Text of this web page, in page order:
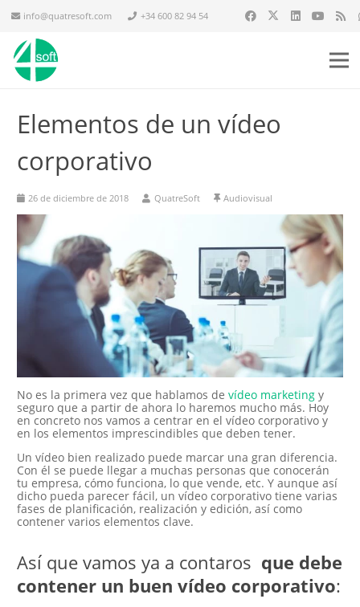
info@quatresoft.com +34 600 82 94 54
Elementos de un vídeo
corporativo
26 de diciembre de 2018 QuatreSoft Audiovisual
No es la primera vez que hablamos de vídeo marketing y
seguro que a partir de ahora lo haremos mucho más. Hoy
en concreto nos vamos a centrar en el vídeo corporativo y
en los elementos imprescindibles que deben tener.
Un vídeo bien realizado puede marcar una gran diferencia.
Con él se puede llegar a muchas personas que conocerán
tu empresa, cómo funciona, lo que vende, etc. Y aunque así
dicho pueda parecer fácil, un vídeo corporativo tiene varias
fases de planificación, realización y edición, así como
contener varios elementos clave.
Así que vamos ya a contaros que debe
contener un buen vídeo corporativo: